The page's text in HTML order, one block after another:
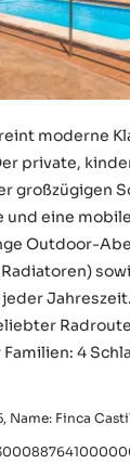
moderne
private,
großzügigen
eine
Outdoor-
4
Name: Finca